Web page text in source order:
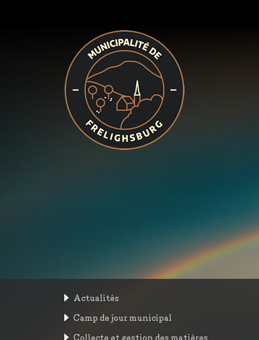
Actualités
Camp de jour municipal
Collecte et gestion des matières